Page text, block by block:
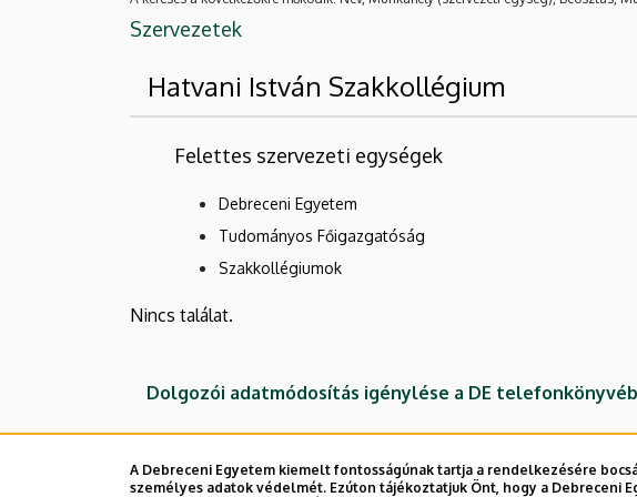
Szervezetek
Hatvani István Szakkollégium
Felettes szervezeti egységek
Debreceni Egyetem
Tudományos Főigazgatóság
Szakkollégiumok
Nincs találat.
Dolgozói adatmódosítás igénylése a DE
A Debreceni Egyetem kiemelt fontosságúnak tartja a rendelkezésére
személyes adatok védelmét. Ezúton tájékoztatjuk Önt, hogy a Debreceni